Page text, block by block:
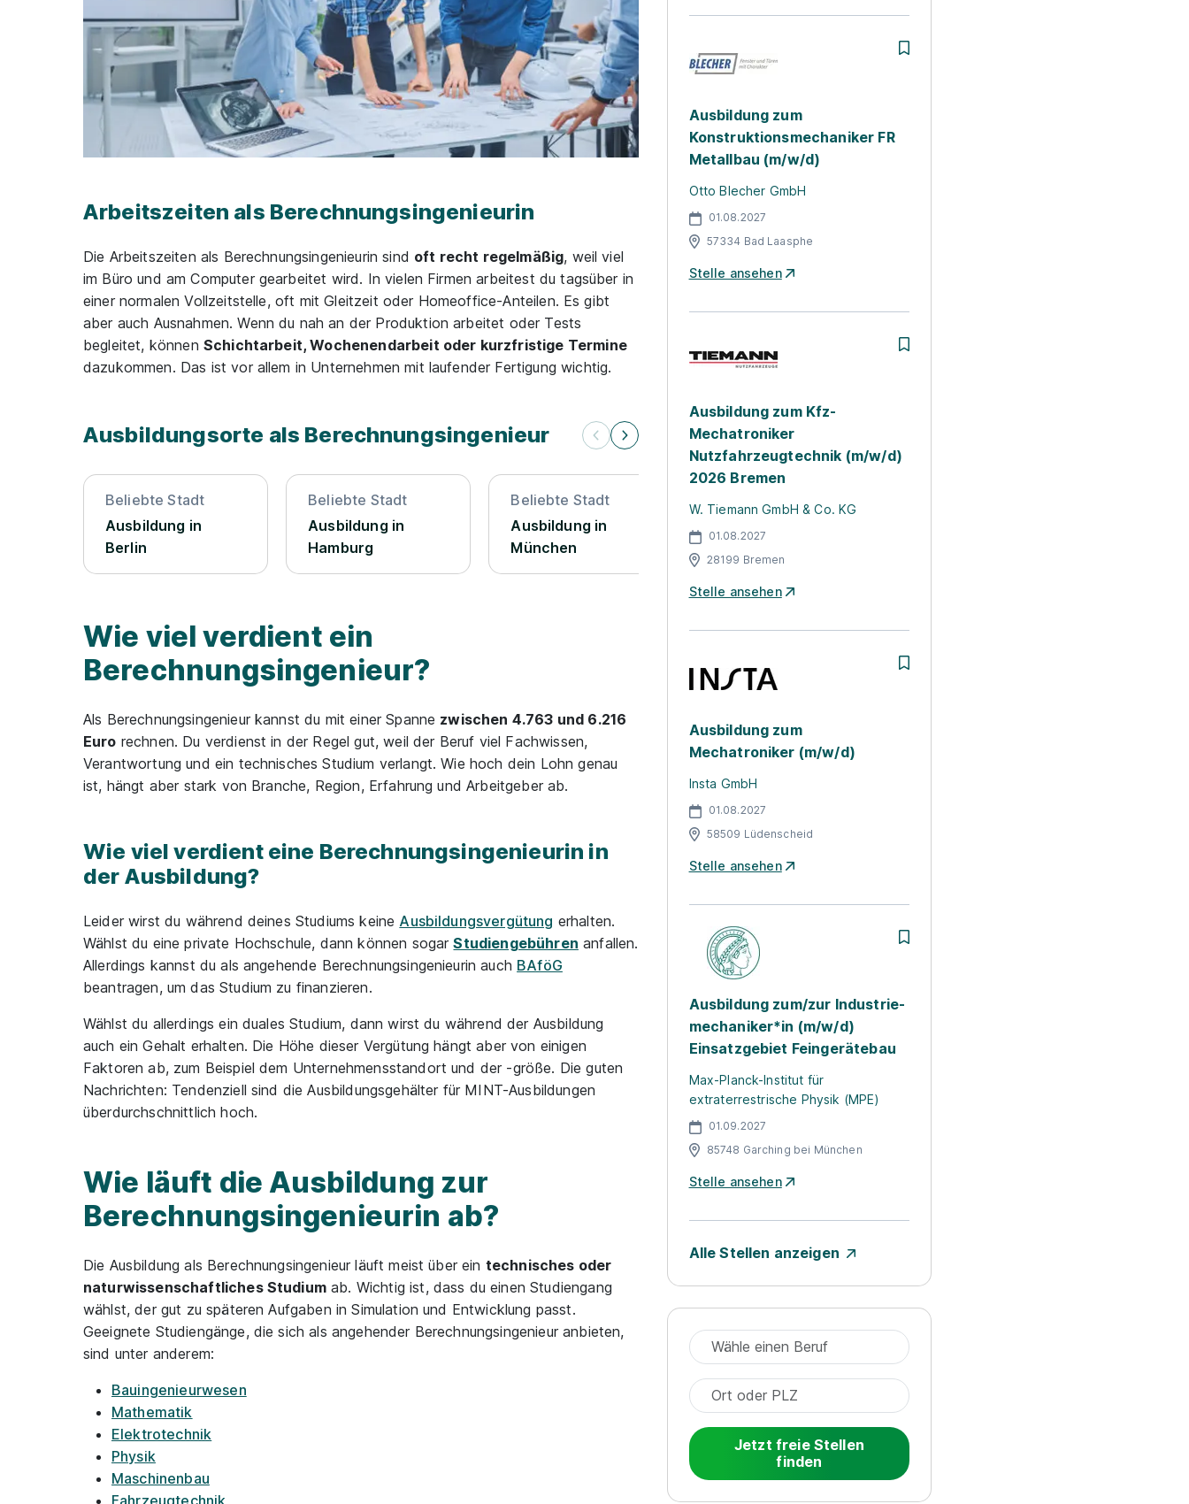
Arbeitszeiten als Berechnungsingenieurin
Die Arbeitszeiten als Berechnungsingenieurin sind oft recht regelmäßig, weil viel
im Büro und am Computer gearbeitet wird. In vielen Firmen arbeitest du tagsüber in
einer normalen Vollzeitstelle, oft mit Gleitzeit oder Homeoffice-Anteilen. Es gibt
aber auch Ausnahmen. Wenn du nah an der Produktion arbeitet oder Tests
begleitet, können Schichtarbeit, Wochenendarbeit oder kurzfristige Termine
dazukommen. Das ist vor allem in Unternehmen mit laufender Fertigung wichtig.
Ausbildungsorte als Berechnungsingenieur
Beliebte Stadt
Ausbildung in
Berlin
Beliebte Stadt
Ausbildung in
Hamburg
Beliebte Stadt
Ausbildung in
München
Wie viel verdient ein
Berechnungsingenieur?
Als Berechnungsingenieur kannst du mit einer Spanne zwischen 4.763 und 6.216
Euro rechnen. Du verdienst in der Regel gut, weil der Beruf viel Fachwissen,
Verantwortung und ein technisches Studium verlangt. Wie hoch dein Lohn genau
ist, hängt aber stark von Branche, Region, Erfahrung und Arbeitgeber ab.
Wie viel verdient eine Berechnungsingenieurin in
der Ausbildung?
Leider wirst du während deines Studiums keine Ausbildungsvergütung erhalten.
Wählst du eine private Hochschule, dann können sogarStudiengebühren anfallen.
Allerdings kannst du als angehende Berechnungsingenieurin auch BAföG
beantragen, um das Studium zu finanzieren.
Wählst du allerdings ein duales Studium, dann wirst du während der Ausbildung
auch ein Gehalt erhalten. Die Höhe dieser Vergütung hängt aber von einigen
Faktoren ab, zum Beispiel dem Unternehmensstandort und der -größe. Die guten
Nachrichten: Tendenziell sind die Ausbildungsgehälter für MINT-Ausbildungen
überdurchschnittlich hoch.
Wie läuft die Ausbildung zur
Berechnungsingenieurin ab?
Die Ausbildung als Berechnungsingenieur läuft meist über ein technisches oder
naturwissenschaftliches Studiumab. Wichtig ist, dass du einen Studiengang
wählst, der gut zu späteren Aufgaben in Simulation und Entwicklung passt.
Geeignete Studiengänge, die sich als angehender Berechnungsingenieur anbieten,
sind unter anderem:
Bauingenieurwesen
Mathematik
Elektrotechnik
Physik
Maschinenbau
Fahrzeugtechnik
Ausbildung zum
Konstruktionsmechaniker FR
Metallbau (m/w/d)
Otto Blecher GmbH
01.08.2027
57334 Bad Laasphe
Stelle ansehen
Ausbildung zum Kfz-
Mechatroniker
Nutzfahrzeugtechnik (m/w/d)
2026 Bremen
W. Tiemann GmbH & Co. KG
01.08.2027
28199 Bremen
Stelle ansehen
Ausbildung zum
Mechatroniker (m/w/d)
Insta GmbH
01.08.2027
58509 Lüdenscheid
Stelle ansehen
Ausbildung zum/zur Industrie­
mechaniker*in (m/w/d)
Einsatzgebiet Feingerätebau
Max-Planck-Institut für
extraterrestrische Physik (MPE)
01.09.2027
85748 Garching bei München
Stelle ansehen
Alle Stellen anzeigen
Jetzt freie Stellen
finden